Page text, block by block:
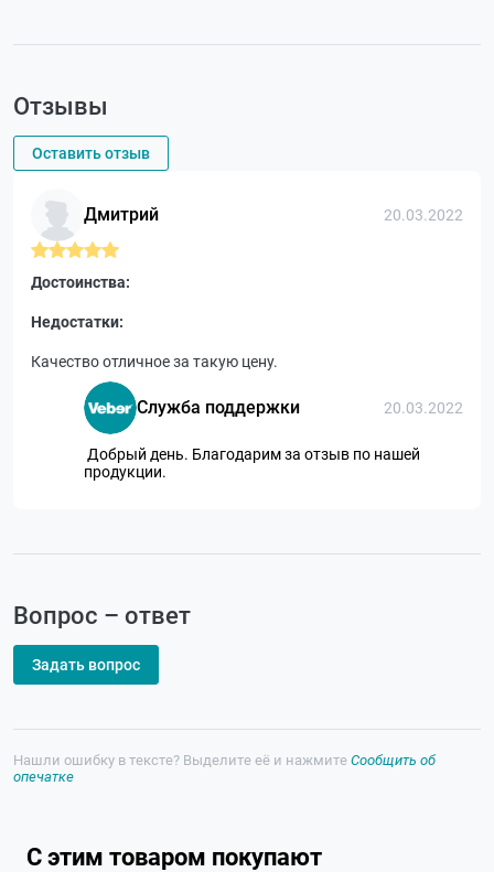
Отзывы
Оставить отзыв
Дмитрий 20.03.2022
Достоинства:
Недостатки:
Качество отличное за такую цену.
Служба поддержки 20.03.2022
Добрый день. Благодарим за отзыв по нашей
продукции.
Вопрос – ответ
Задать вопрос
Нашли ошибку в тексте? Выделите её и нажмите Сообщить об
опечатке
С этим товаром покупают